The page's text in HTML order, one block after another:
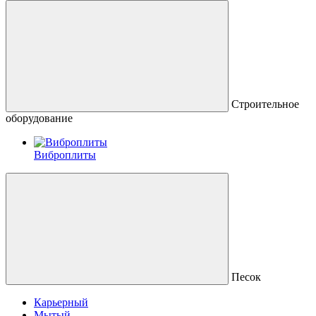
Строительное
оборудование
Виброплиты
Песок
Карьерный